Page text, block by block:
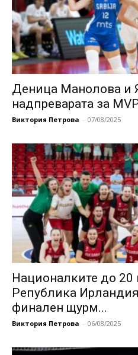
Деница Манолова и
надпреварата за
Виктория Петрова - 07/08/2025
Националките до 20
Република
финален щурм...
Виктория Петрова - 06/08/2025